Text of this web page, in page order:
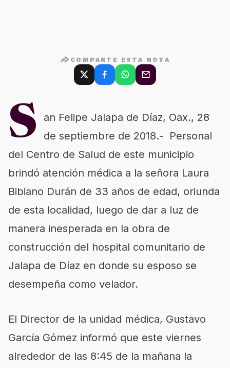
COMPARTE ESTA NOTA
S
an Felipe Jalapa de Díaz, Oax., 28
de septiembre de 2018.- Personal
del Centro de Salud de este municipio
brindó atención médica a la señora Laura
Bibiano Durán de 33 años de edad, oriunda
de esta localidad, luego de dar a luz de
manera inesperada en la obra de
construcción del hospital comunitario de
Jalapa de Díaz en donde su esposo se
desempeña como velador.
El Director de la unidad médica, Gustavo
García Gómez informó que este viernes
alrededor de las 8:45 de la mañana la